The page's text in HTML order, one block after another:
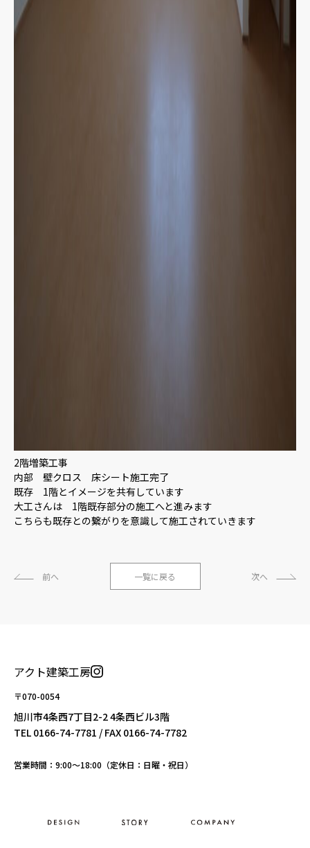
2階増築工事
内部 壁クロス 床シート施工完了
既存 1階とイメージを共有しています
大工さんは 1階既存部分の施工へと進みます
こちらも既存との繋がりを意識して施工されていきます
前へ 一覧に戻る 次へ
アクト建築工房
〒070-0054
旭川市4条西7丁目2-2 4条西ビル3階
TEL 0166-74-7781 / FAX 0166-74-7782
営業時間：9:00〜18:00（定休日：日曜・祝日）